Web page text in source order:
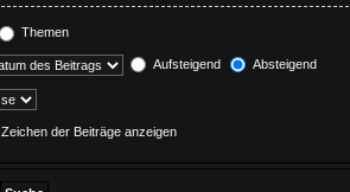
Themen
Aufsteigend Absteigend
Zeichen der Beiträge anzeigen